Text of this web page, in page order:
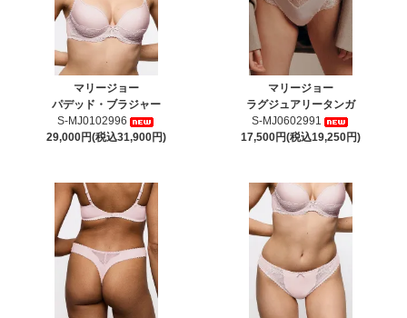
マリージョー
パデッド・ブラジャー
S-MJ0102996
29,000円(税込31,900円)
マリージョー
ラグジュアリータンガ
S-MJ0602991
17,500円(税込19,250円)